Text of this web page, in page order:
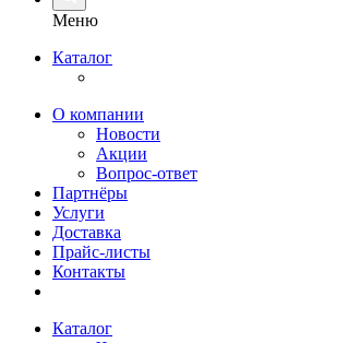
Меню
Каталог
О компании
Новости
Акции
Вопрос-ответ
Партнёры
Услуги
Доставка
Прайс-листы
Контакты
Каталог